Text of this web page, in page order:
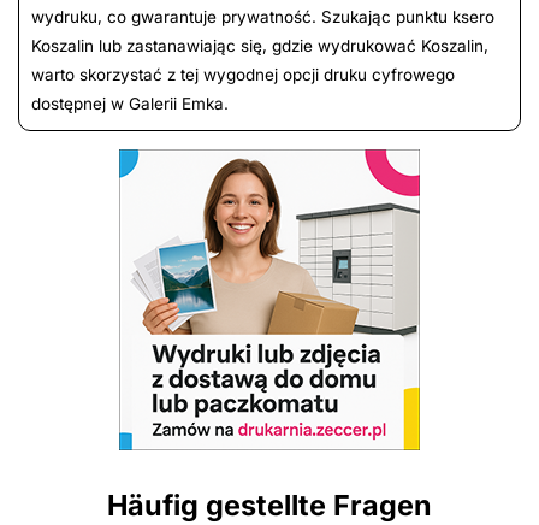
wydruku, co gwarantuje prywatność. Szukając punktu ksero
Koszalin lub zastanawiając się, gdzie wydrukować Koszalin,
warto skorzystać z tej wygodnej opcji druku cyfrowego
dostępnej w Galerii Emka.
Häufig gestellte Fragen